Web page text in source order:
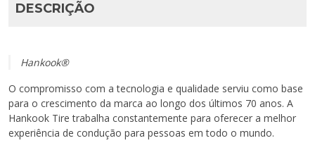
DESCRIÇÃO
Hankook®
O compromisso com a tecnologia e qualidade serviu como base
para o crescimento da marca ao longo dos últimos 70 anos. A
Hankook Tire trabalha constantemente para oferecer a melhor
experiência de condução para pessoas em todo o mundo.